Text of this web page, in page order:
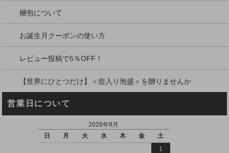
梱包について
お誕生月クーポンの使い方
レビュー投稿で5％OFF！
【世界にひとつだけ】＜壺入り泡盛＞を贈りませんか
営業日について
2026年8月
日
月 火 水 木 金
土
1